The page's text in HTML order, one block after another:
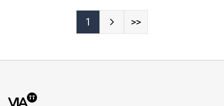
1 >>